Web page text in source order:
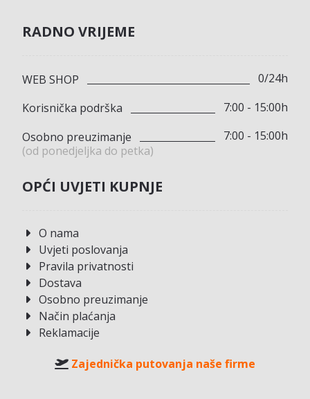
RADNO VRIJEME
WEB SHOP
0/24h
Korisnička podrška
7:00 - 15:00h
Osobno preuzimanje
(od ponedjeljka do petka)
7:00 - 15:00h
OPĆI UVJETI KUPNJE
O nama
Uvjeti poslovanja
Pravila privatnosti
Dostava
Osobno preuzimanje
Način plaćanja
Reklamacije
Zajednička putovanja naše firme